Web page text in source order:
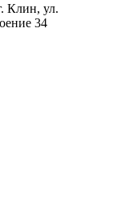
Клин, ул.
34